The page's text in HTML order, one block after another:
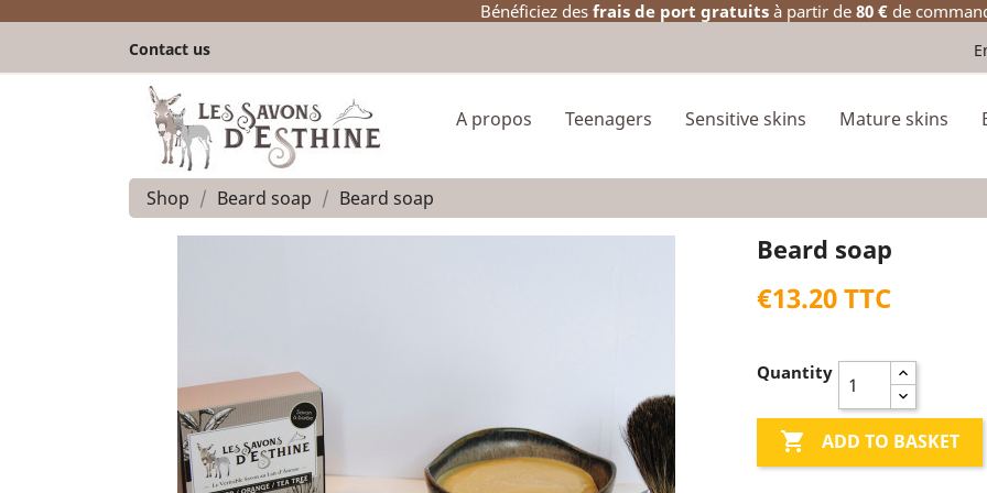
Bénéficiez des frais de port gratuitsà partir de 80 €de
Contact us
A propos Teenagers Sensitive skins Mature skins
Shop Beard soap Beard soap
Beard soap
€13.20 TTC
Quantity
 ADD TO BASKET